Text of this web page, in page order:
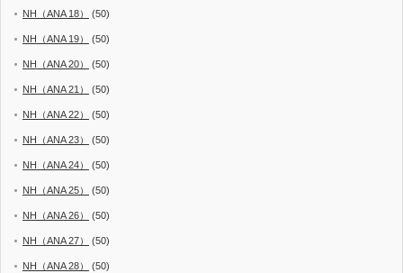
NH（ANA 18） (50)
NH（ANA 19） (50)
NH（ANA 20） (50)
NH（ANA 21） (50)
NH（ANA 22） (50)
NH（ANA 23） (50)
NH（ANA 24） (50)
NH（ANA 25） (50)
NH（ANA 26） (50)
NH（ANA 27） (50)
NH（ANA 28） (50)